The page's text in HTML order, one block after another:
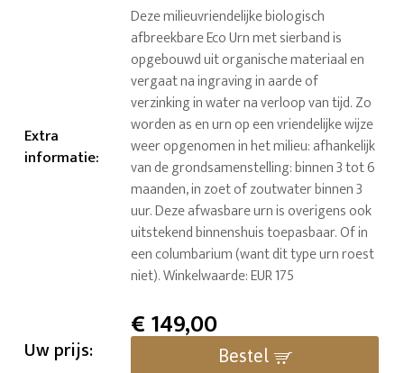
Extra
informatie:
Deze milieuvriendelijke biologisch
afbreekbare Eco Urn met sierband is
opgebouwd uit organische materiaal en
vergaat na ingraving in aarde of
verzinking in water na verloop van tijd. Zo
worden as en urn op een vriendelijke wijze
weer opgenomen in het milieu: afhankelijk
van de grondsamenstelling: binnen 3 tot 6
maanden, in zoet of zoutwater binnen 3
uur. Deze afwasbare urn is overigens ook
uitstekend binnenshuis toepasbaar. Of in
een columbarium (want dit type urn roest
niet). Winkelwaarde: EUR 175
Uw prijs:
€149,00
Bestel